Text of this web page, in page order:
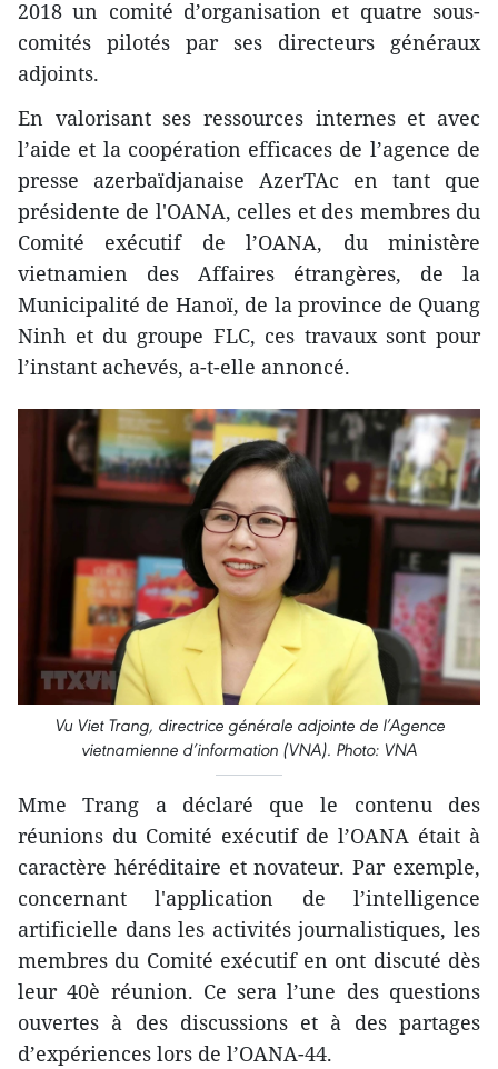
2018 un comité d’organisation et quatre sous-
comités pilotés par ses directeurs généraux
adjoints.
En valorisant ses ressources internes et avec
l’aide et la coopération efficaces de l’agence de
presse azerbaïdjanaise AzerTAc en tant que
présidente de l'OANA, celles et des membres du
Comité exécutif de l’OANA, du ministère
vietnamien des Affaires étrangères, de la
Municipalité de Hanoï, de la province de Quang
Ninh et du groupe FLC, ces travaux sont pour
l’instant achevés, a-t-elle annoncé.
Vu Viet Trang, directrice générale adjointe de l’Agence
vietnamienne d’information (VNA). Photo: VNA
Mme Trang a déclaré que le contenu des
réunions du Comité exécutif de l’OANA était à
caractère héréditaire et novateur. Par exemple,
concernant l'application de l’intelligence
artificielle dans les activités journalistiques, les
membres du Comité exécutif en ont discuté dès
leur 40è réunion. Ce sera l’une des questions
ouvertes à des discussions et à des partages
d’expériences lors de l’OANA-44.